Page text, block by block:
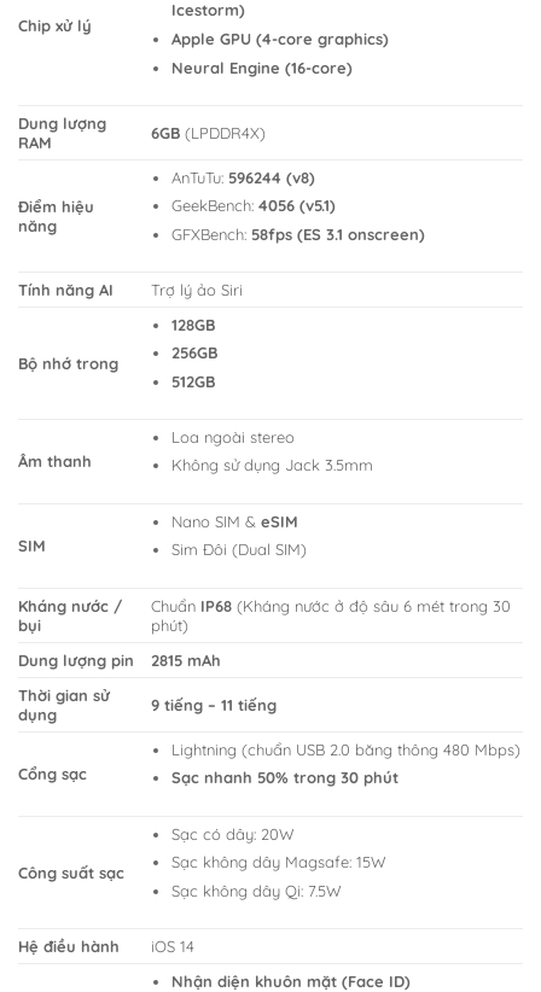
Chip xử lý
Icestorm)
Apple GPU (4-core graphics)
Neural Engine (16-core)
Dung lượng
RAM
6GB (LPDDR4X)
Điểm hiệu
năng
AnTuTu: 596244 (v8)
GeekBench:4056 (v5.1)
GFXBench: 58fps (ES 3.1 onscreen)
Tính năng AI Trợ lý ảo Siri
Bộ nhớ trong
128GB
256GB
512GB
Âm thanh
Loa ngoài stereo
Không sử dụng Jack 3.5mm
SIM
Nano SIM &eSIM
Sim Đôi (Dual SIM)
Kháng nước /
bụi
Chuẩn IP68(Kháng nước ở độ sâu 6 mét trong 30
phút)
Dung lượng pin
2815 mAh
Thời gian sử
dụng
9 tiếng – 11 tiếng
Cổng sạc
Lightning (chuẩn USB 2.0 băng thông 480 Mbps)
Sạc nhanh 50% trong 30 phút
Công suất sạc
Sạc có dây: 20W
Sạc không dây Magsafe: 15W
Sạc không dây Qi: 7.5W
Hệ điều hành iOS 14
Nhận diện khuôn mặt (Face ID)